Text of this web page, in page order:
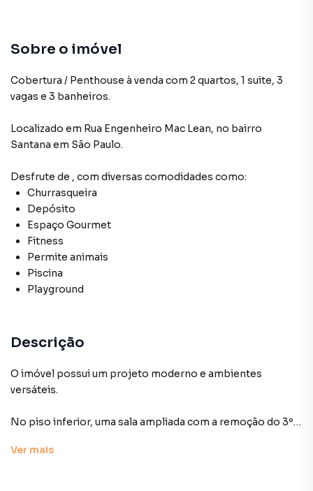
Sobre o imóvel
Cobertura / Penthouse à venda com 2 quartos, 1 suite, 3
vagas e 3 banheiros.
Localizado em Rua Engenheiro Mac Lean, no bairro
Santana em São Paulo.
Desfrute de , com diversas comodidades como:
Churrasqueira
Depósito
Espaço Gourmet
Fitness
Permite animais
Piscina
Playground
Descrição
O imóvel possui um projeto moderno e ambientes
versáteis.
No piso inferior, uma sala ampliada com a remoção do 3º
conforto. São 2 dormitórios (1 suíte), varanda envidraçada,
Ver mais